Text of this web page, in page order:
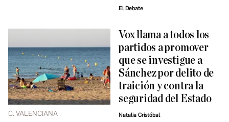
El Debate
C. VALENCIANA
Vox llama a todos los
partidos a promover
que se investigue a
Sánchez por delito de
traición y contra la
seguridad del Estado
Natalia Cristóbal